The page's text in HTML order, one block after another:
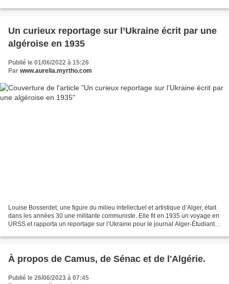
Un curieux reportage sur l’Ukraine écrit par une
algéroise en 1935
Publié le 01/06/2022 à 15:26
Par www.aurelia.myrtho.com
Louise Bosserdet, une figure du milieu intellectuel et artistique d’Alger, était
dans les années 30 une militante communiste. Elle fit en 1935 un voyage en
URSS et rapporta un reportage sur l’Ukraine pour le journal Alger-Étudiant1,
À propos de Camus, de Sénac et de l'Algérie.
Publié le 26/06/2023 à 07:45